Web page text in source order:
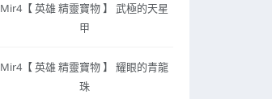
Mir4【 英雄 精靈寶物 】 武極的天星
甲
Mir4【 英雄 精靈寶物 】 耀眼的青龍
珠